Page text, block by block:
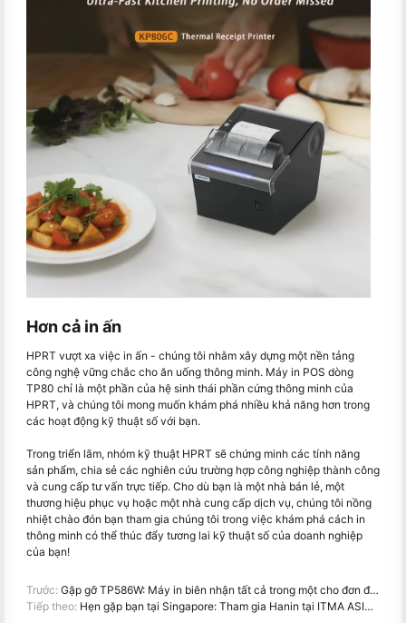
Hơn cả in ấn
HPRT vượt xa việc in ấn - chúng tôi nhằm xây dựng một nền tảng
công nghệ vững chắc cho ăn uống thông minh. Máy in POS dòng
TP80 chỉ là một phần của hệ sinh thái phần cứng thông minh của
HPRT, và chúng tôi mong muốn khám phá nhiều khả năng hơn trong
các hoạt động kỹ thuật số với bạn.
Trong triển lãm, nhóm kỹ thuật HPRT sẽ chứng minh các tính năng
sản phẩm, chia sẻ các nghiên cứu trường hợp công nghiệp thành công
và cung cấp tư vấn trực tiếp. Cho dù bạn là một nhà bán lẻ, một
thương hiệu phục vụ hoặc một nhà cung cấp dịch vụ, chúng tôi nồng
nhiệt chào đón bạn tham gia chúng tôi trong việc khám phá cách in
thông minh có thể thúc đẩy tương lai kỹ thuật số của doanh nghiệp
của bạn!
Trước: Gặp gỡ TP586W: Máy in biên nhận tất cả trong một cho đơn đặt hàng trực tuyến của bạn
Tiếp theo: Hẹn gặp bạn tại Singapore: Tham gia Hanin tại ITMA ASIA 2025 để chứng kiến ​​công nghệ in kỹ thuật số mới nhất